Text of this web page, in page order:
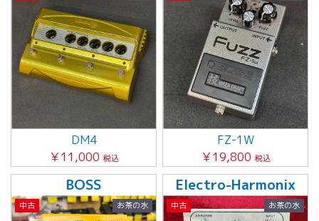
DM4
￥11,000 税込
FZ-1W
￥19,800 税込
BOSS
中古 お茶の水
Electro-Harmonix
中古 お茶の水